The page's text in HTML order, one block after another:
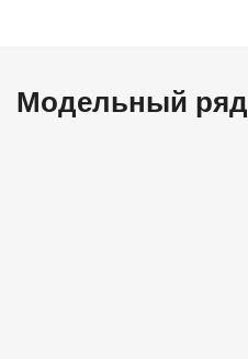
Модельный ряд